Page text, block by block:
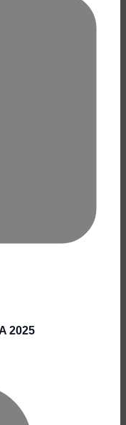
2025